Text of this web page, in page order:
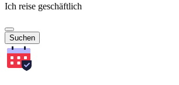
Ich reise geschäftlich
Suchen